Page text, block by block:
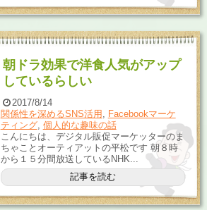
朝ドラ効果で洋食人気がアップ
しているらしい
2017/8/14
関係性を深めるSNS活用 , Facebookマーケ
ティング, 個人的な趣味の話
こんにちは、デジタル販促マーケッターのま
ちゃことオーティアットの平松です 朝８時
から１５分間放送しているNHK...
記事を読む